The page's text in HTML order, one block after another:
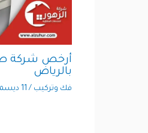
أرخص شركة
بالرياض
فك وتركيب/11 ديسمبر، 2022